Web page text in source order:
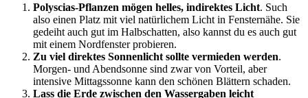
Polyscias-Pflanzen mögen helles, indirektes Licht. Such
also einen Platz mit viel natürlichem Licht in Fensternähe. Sie
gedeiht auch gut im Halbschatten, also kannst du es auch gut
mit einem Nordfenster probieren.
Zu viel direktes Sonnenlicht sollte vermieden werden.
Morgen- und Abendsonne sind zwar von Vorteil, aber
intensive Mittagssonne kann den schönen Blättern schaden.
Lass die Erde zwischen den Wassergaben leicht